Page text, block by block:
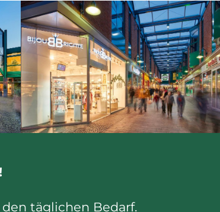
bcg-
startseitngalerie-
01
täglichen Bedarf.